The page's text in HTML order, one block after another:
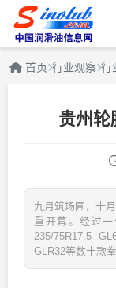
首页 行业观察 行
贵州轮
九月筑场圃，十
重开幕。经过
235/75R17.5
GLR32等数十款